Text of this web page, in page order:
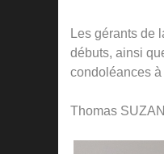
Les gérants de
débuts, ainsi
condoléances
Thomas